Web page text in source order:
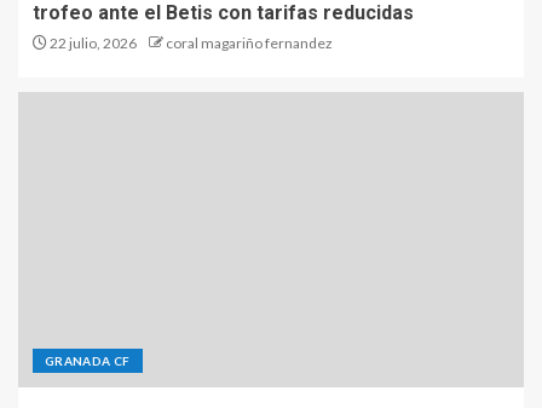
trofeo ante el Betis con tarifas reducidas
22 julio, 2026 coral magariño fernandez
GRANADA CF